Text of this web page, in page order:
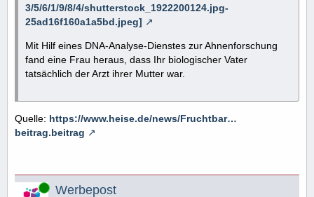
3/5/6/1/9/8/4/shutterstock_1922200124.jpg-
25ad16f160a1a5bd.jpeg]
Mit Hilf eines DNA-Analyse-Dienstes zur Ahnenforschung
fand eine Frau heraus, dass Ihr biologischer Vater
tatsächlich der Arzt ihrer Mutter war.
Quelle: https://www.heise.de/news/Fruchtbar…
beitrag.beitrag
Online Werbepost